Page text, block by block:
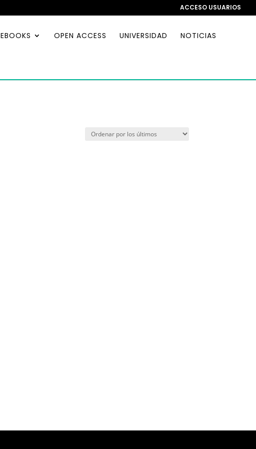
ACCESO USUARIOS
EBOOKS OPEN ACCESS UNIVERSIDAD NOTICIAS